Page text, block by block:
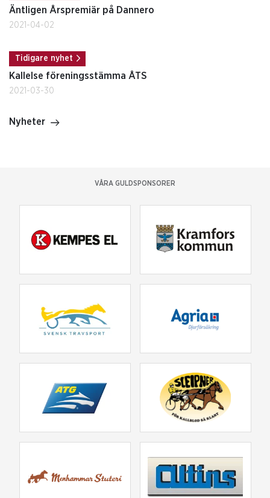
Äntligen Årspremiär på Dannero
2021-04-02
Tidigare nyhet
Kallelse föreningsstämma ÅTS
2021-03-30
Nyheter
VÅRA GULDSPONSORER